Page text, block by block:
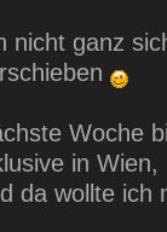
nicht ganz
Woche
in
da wollte ich